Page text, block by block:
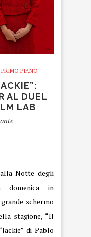
PIANO
AL DUEL
LAB
Notte degli
domenica in
schermo
stagione, “Il
di Pablo